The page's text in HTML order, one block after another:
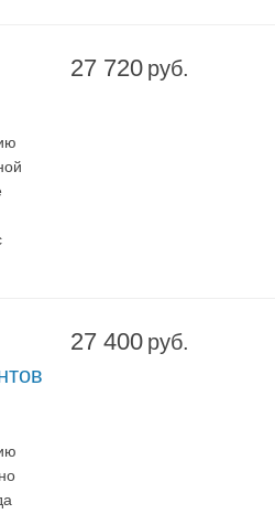
27 720 руб.
27 400 руб.